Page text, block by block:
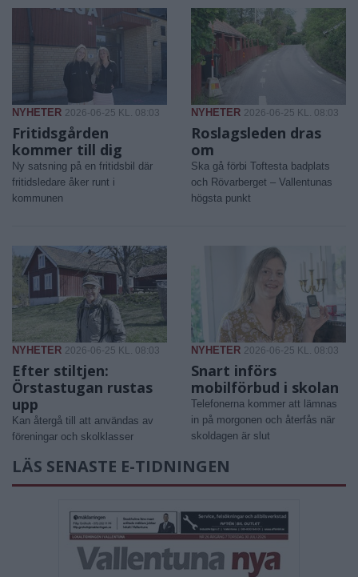
NYHETER 2026-06-25 KL. 08:03
Fritidsgården
kommer till dig
Ny satsning på en fritidsbil där
fritidsledare åker runt i
kommunen
NYHETER 2026-06-25 KL. 08:03
Roslagsleden dras
om
Ska gå förbi Toftesta badplats
och Rövarberget – Vallentunas
högsta punkt
NYHETER 2026-06-25 KL. 08:03
Efter stiltjen:
Örstastugan rustas
upp
Kan återgå till att användas av
föreningar och skolklasser
NYHETER 2026-06-25 KL. 08:03
Snart införs
mobilförbud i skolan
Telefonerna kommer att lämnas
in på morgonen och återfås när
skoldagen är slut
LÄS SENASTE E-TIDNINGEN